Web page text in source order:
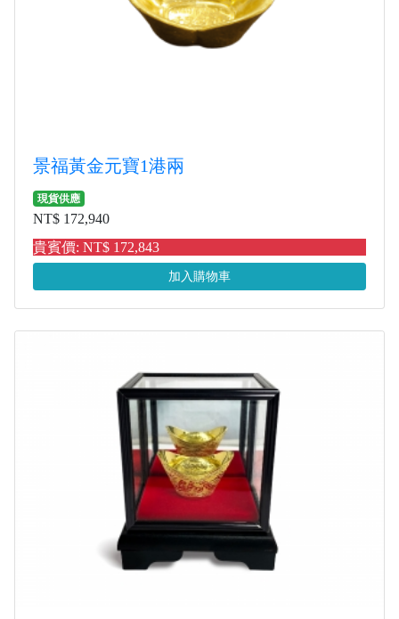
景福黃金元寶1港兩
現貨供應
NT$ 172,940
貴賓價: NT$ 172,843
加入購物車